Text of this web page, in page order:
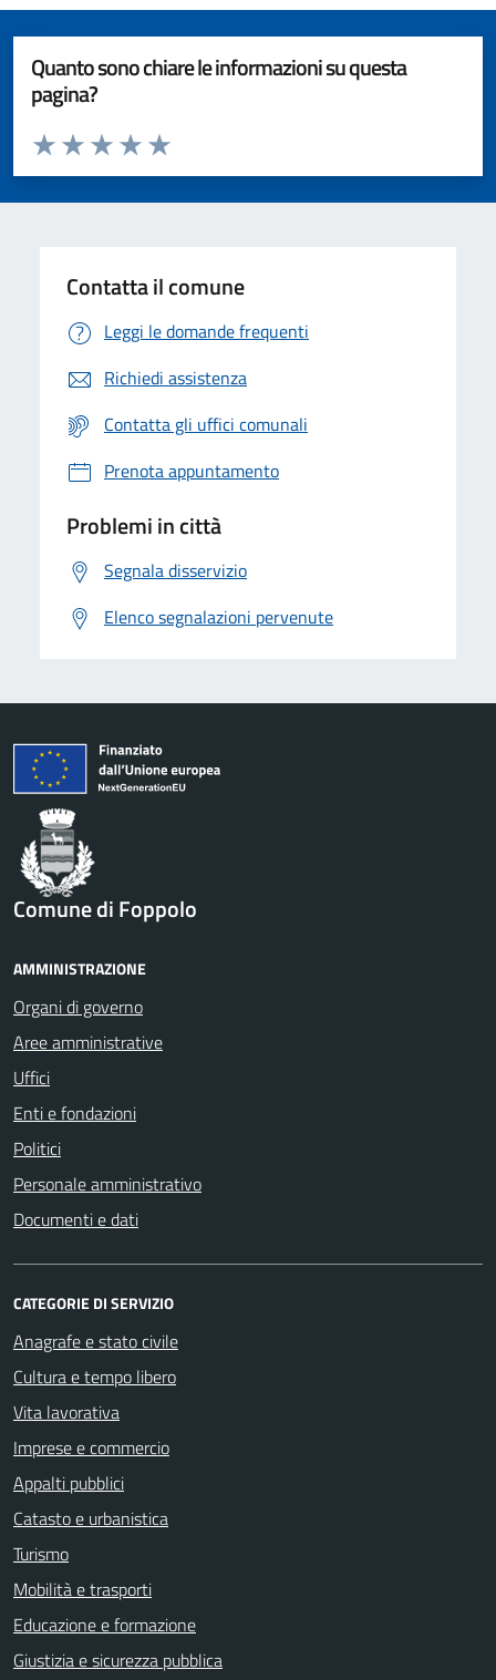
Quanto sono chiare le informazioni su questa
pagina?
Valuta da 1 a 5 stelle la pagina
Valuta 5 stelle su 5
Valuta 4 stelle su 5
Valuta 3 stelle su 5
Valuta 2 stelle su 5
Valuta 1 stelle su 5
Contatta il comune
Leggi le domande frequenti
Richiedi assistenza
Contatta gli uffici comunali
Prenota appuntamento
Problemi in città
Segnala disservizio
Elenco segnalazioni pervenute
Comune di Foppolo
AMMINISTRAZIONE
Organi di governo
Aree amministrative
Uffici
Enti e fondazioni
Politici
Personale amministrativo
Documenti e dati
CATEGORIE DI SERVIZIO
Anagrafe e stato civile
Cultura e tempo libero
Vita lavorativa
Imprese e commercio
Appalti pubblici
Catasto e urbanistica
Turismo
Mobilità e trasporti
Educazione e formazione
Giustizia e sicurezza pubblica